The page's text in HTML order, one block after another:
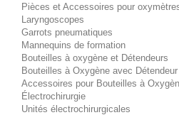
Pièces et Accessoires pour
Laryngoscopes
Garrots pneumatiques
Mannequins de formation
Bouteilles à oxygène et Détendeurs
Bouteilles à Oxygène avec
Accessoires pour Bouteilles à
Électrochirurgie
Unités électrochirurgicales